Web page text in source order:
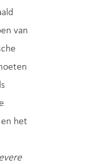
van
het